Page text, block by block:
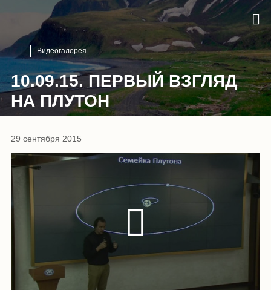
Видеогалерея
10.09.15. ПЕРВЫЙ ВЗГЛЯД
НА ПЛУТОН
29 сентября 2015